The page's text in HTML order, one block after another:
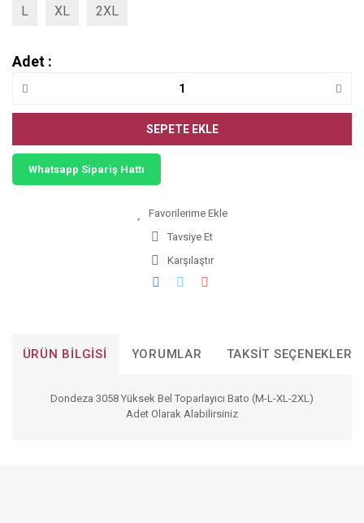
L XL 2XL
Adet :
SEPETE EKLE
Whatsapp Sipariş Hattı
Tavsiye Et
Karşılaştır
ÜRÜN BILGISI YORUMLAR TAKSIT SEÇENEKLERI
Dondeza 3058 Yüksek Bel Toparlayıcı Bato (M-L-XL-2XL)
Adet Olarak Alabilirsiniz